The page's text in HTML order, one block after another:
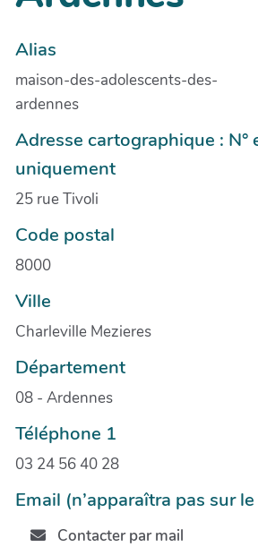
Alias
maison-des-adolescents-des-
ardennes
Adresse cartographique : N°
uniquement
25 rue Tivoli
Code postal
8000
Ville
Charleville Mezieres
Département
08 - Ardennes
Téléphone 1
03 24 56 40 28
Email (n’apparaîtra pas sur
Contacter par mail